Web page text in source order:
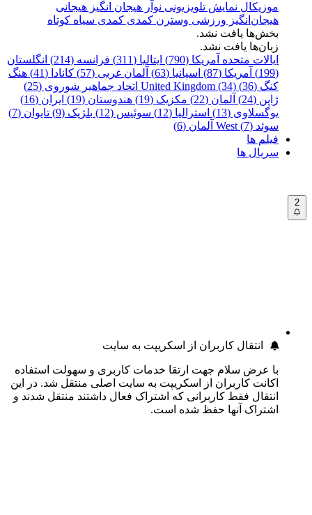
موزیکال نمایش تلویزیونی نوآر هیجان انگیز هیجانی
هیجان‌انگیز ورزشی وسترن کمدی کمدی سیاه کوتاه
بخش‌ها یافت نشد.
زبان‌ها یافت نشد.
ایالات متحده آمریکا (790)
ایتالیا (311) فرانسه (214)
انگلستان
(199)
آمریکا (87) اسپانیا (63) آلمان غربی (57) کانادا (41)
هنگ
کنگ (36)
United Kingdom (34) اتحاد جماهیر شوروی (25)
ژاپن (24)
آلمان (22) مکزیک (19) هندوستان (19)
ایران (16)
یوگسلاوی (13)
استرالیا (12) سوئیس (12) بلژیک (9)
تایوان (7)
سوئد (7)
West آلمان (6)
فیلم ها
سریال ها
2
انتقال کاربران از اسکریپت به سایت
با عرض سلام جهت ارتقا خدمات کاربری و سهولت استفاده
اکانت کاربران از اسکریپت به سایت اصلی منتقل شد. در این
انتقال فقط کاربرانی که اشتراک فعال داشتند منتقل شدند و
اشتراک آنها حفظ شده است.